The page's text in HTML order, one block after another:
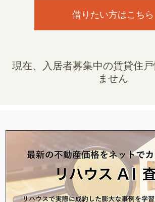
借りたい方はこちら
現在、入居者募集中の賃貸住
ません